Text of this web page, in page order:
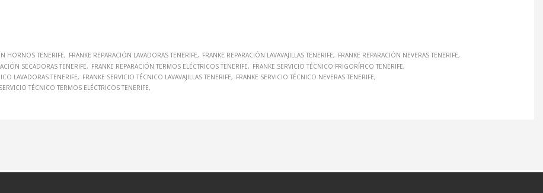
HORNOS TENERIFE FRANKE REPARACIÓN LAVADORAS TENERIFE FRANKE REPARACIÓN LAVAVAJILLAS TENERIFE
FRANKE REPARACIÓN NEVERAS TENERIFE
SECADORAS TENERIFE FRANKE REPARACIÓN TERMOS ELÉCTRICOS TENERIFE
FRANKE SERVICIO TÉCNICO FRIGORÍFICO TENERIFE
LAVADORAS TENERIFE FRANKE SERVICIO TÉCNICO LAVAVAJILLAS TENERIFE
FRANKE SERVICIO TÉCNICO NEVERAS TENERIFE
TÉCNICO TERMOS ELÉCTRICOS TENERIFE